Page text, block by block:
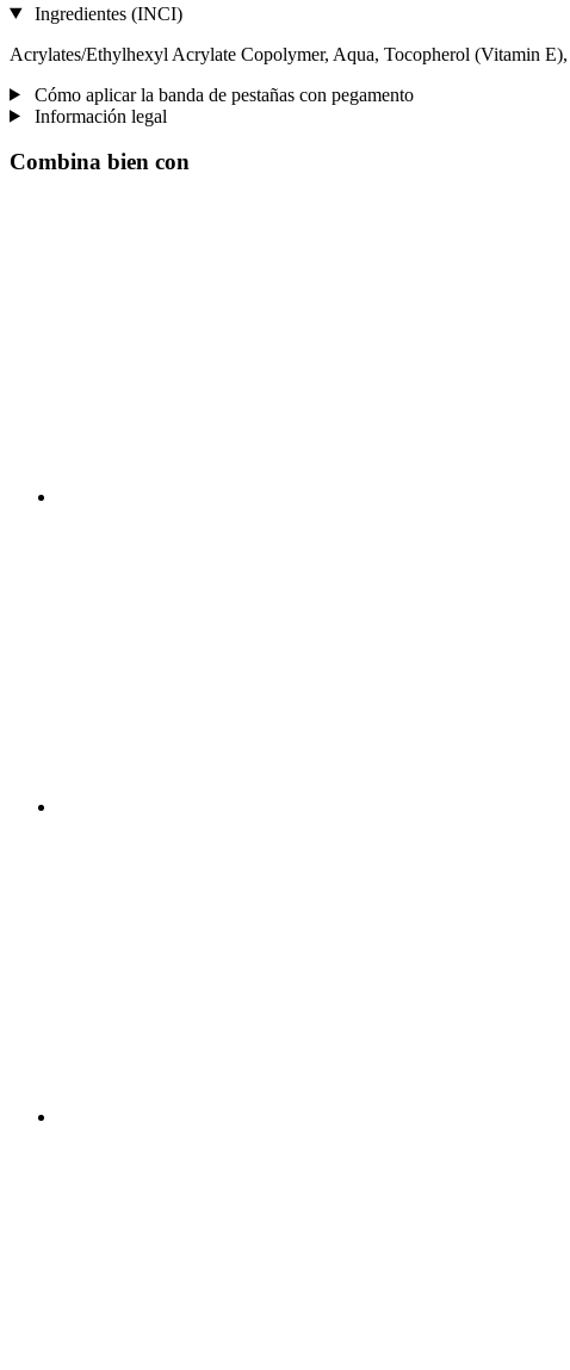
Ingredientes (INCI)
Acrylates/Ethylhexyl Acrylate Copolymer, Aqua, Tocopherol (Vitamin
Cómo aplicar la banda de pestañas con pegamento
Información legal
Combina bien con